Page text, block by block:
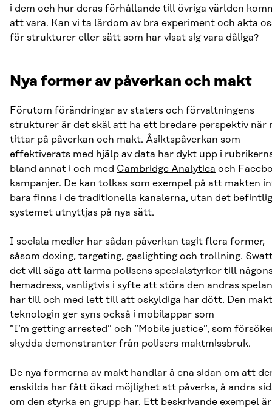
i dem och hur deras förhållande till övriga världen
att vara. Kan vi ta lärdom av bra experiment och akta
för strukturer eller sätt som har visat sig vara dåliga?
Nya former av påverkan och makt
Förutom förändringar av staters och förvaltningens
strukturer är det skäl att ha ett bredare perspektiv när
tittar på påverkan och makt. Åsiktspåverkan som
effektiverats med hjälp av data har dykt upp i
bland annat i och med Cambridge Analytica och
kampanjer. De kan tolkas som exempel på att makten
bara finns i de traditionella kanalerna, utan det
systemet utnyttjas på nya sätt.
I sociala medier har sådan påverkan tagit flera former,
såsom doxing, targeting, gaslightingoch trollning.
det vill säga att larma polisens specialstyrkor till
hemadress, vanligtvis i syfte att störa den andras
har till och med lett till att oskyldiga har dött. Den makt
teknologin ger syns också i mobilappar som
”I’m getting arrested” och ”Mobile justice”, som
skydda demonstranter från polisers maktmissbruk.
De nya formerna av makt handlar å ena sidan om att
enskilda har fått ökad möjlighet att påverka, å andra
om den styrka en grupp har. Ett beskrivande exempel